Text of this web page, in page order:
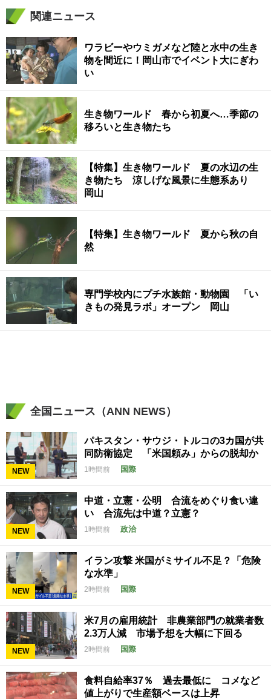
関連ニュース
ワラビーやウミガメなど陸と水中の生き
物を間近に！岡山市でイベント大にぎわ
い
生き物ワールド 春から初夏へ…季節の
移ろいと生き物たち
【特集】生き物ワールド 夏の水辺の生
き物たち 涼しげな風景に生態系あり
岡山
【特集】生き物ワールド 夏から秋の自
然
専門学校内にプチ水族館・動物園 「い
きもの発見ラボ」オープン 岡山
全国ニュース（ANN NEWS）
NEW
パキスタン・サウジ・トルコの3カ国が共
同防衛協定 「米国頼み」からの脱却か
1時間前 国際
NEW
中道・立憲・公明 合流をめぐり食い違
い 合流先は中道？立憲？
1時間前 政治
NEW
イラン攻撃 米国がミサイル不足？「危険
な水準」
2時間前 国際
NEW
米7月の雇用統計 非農業部門の就業者数
2.3万人減 市場予想を大幅に下回る
2時間前 国際
食料自給率37％ 過去最低に コメなど
値上がりで生産額ベースは上昇